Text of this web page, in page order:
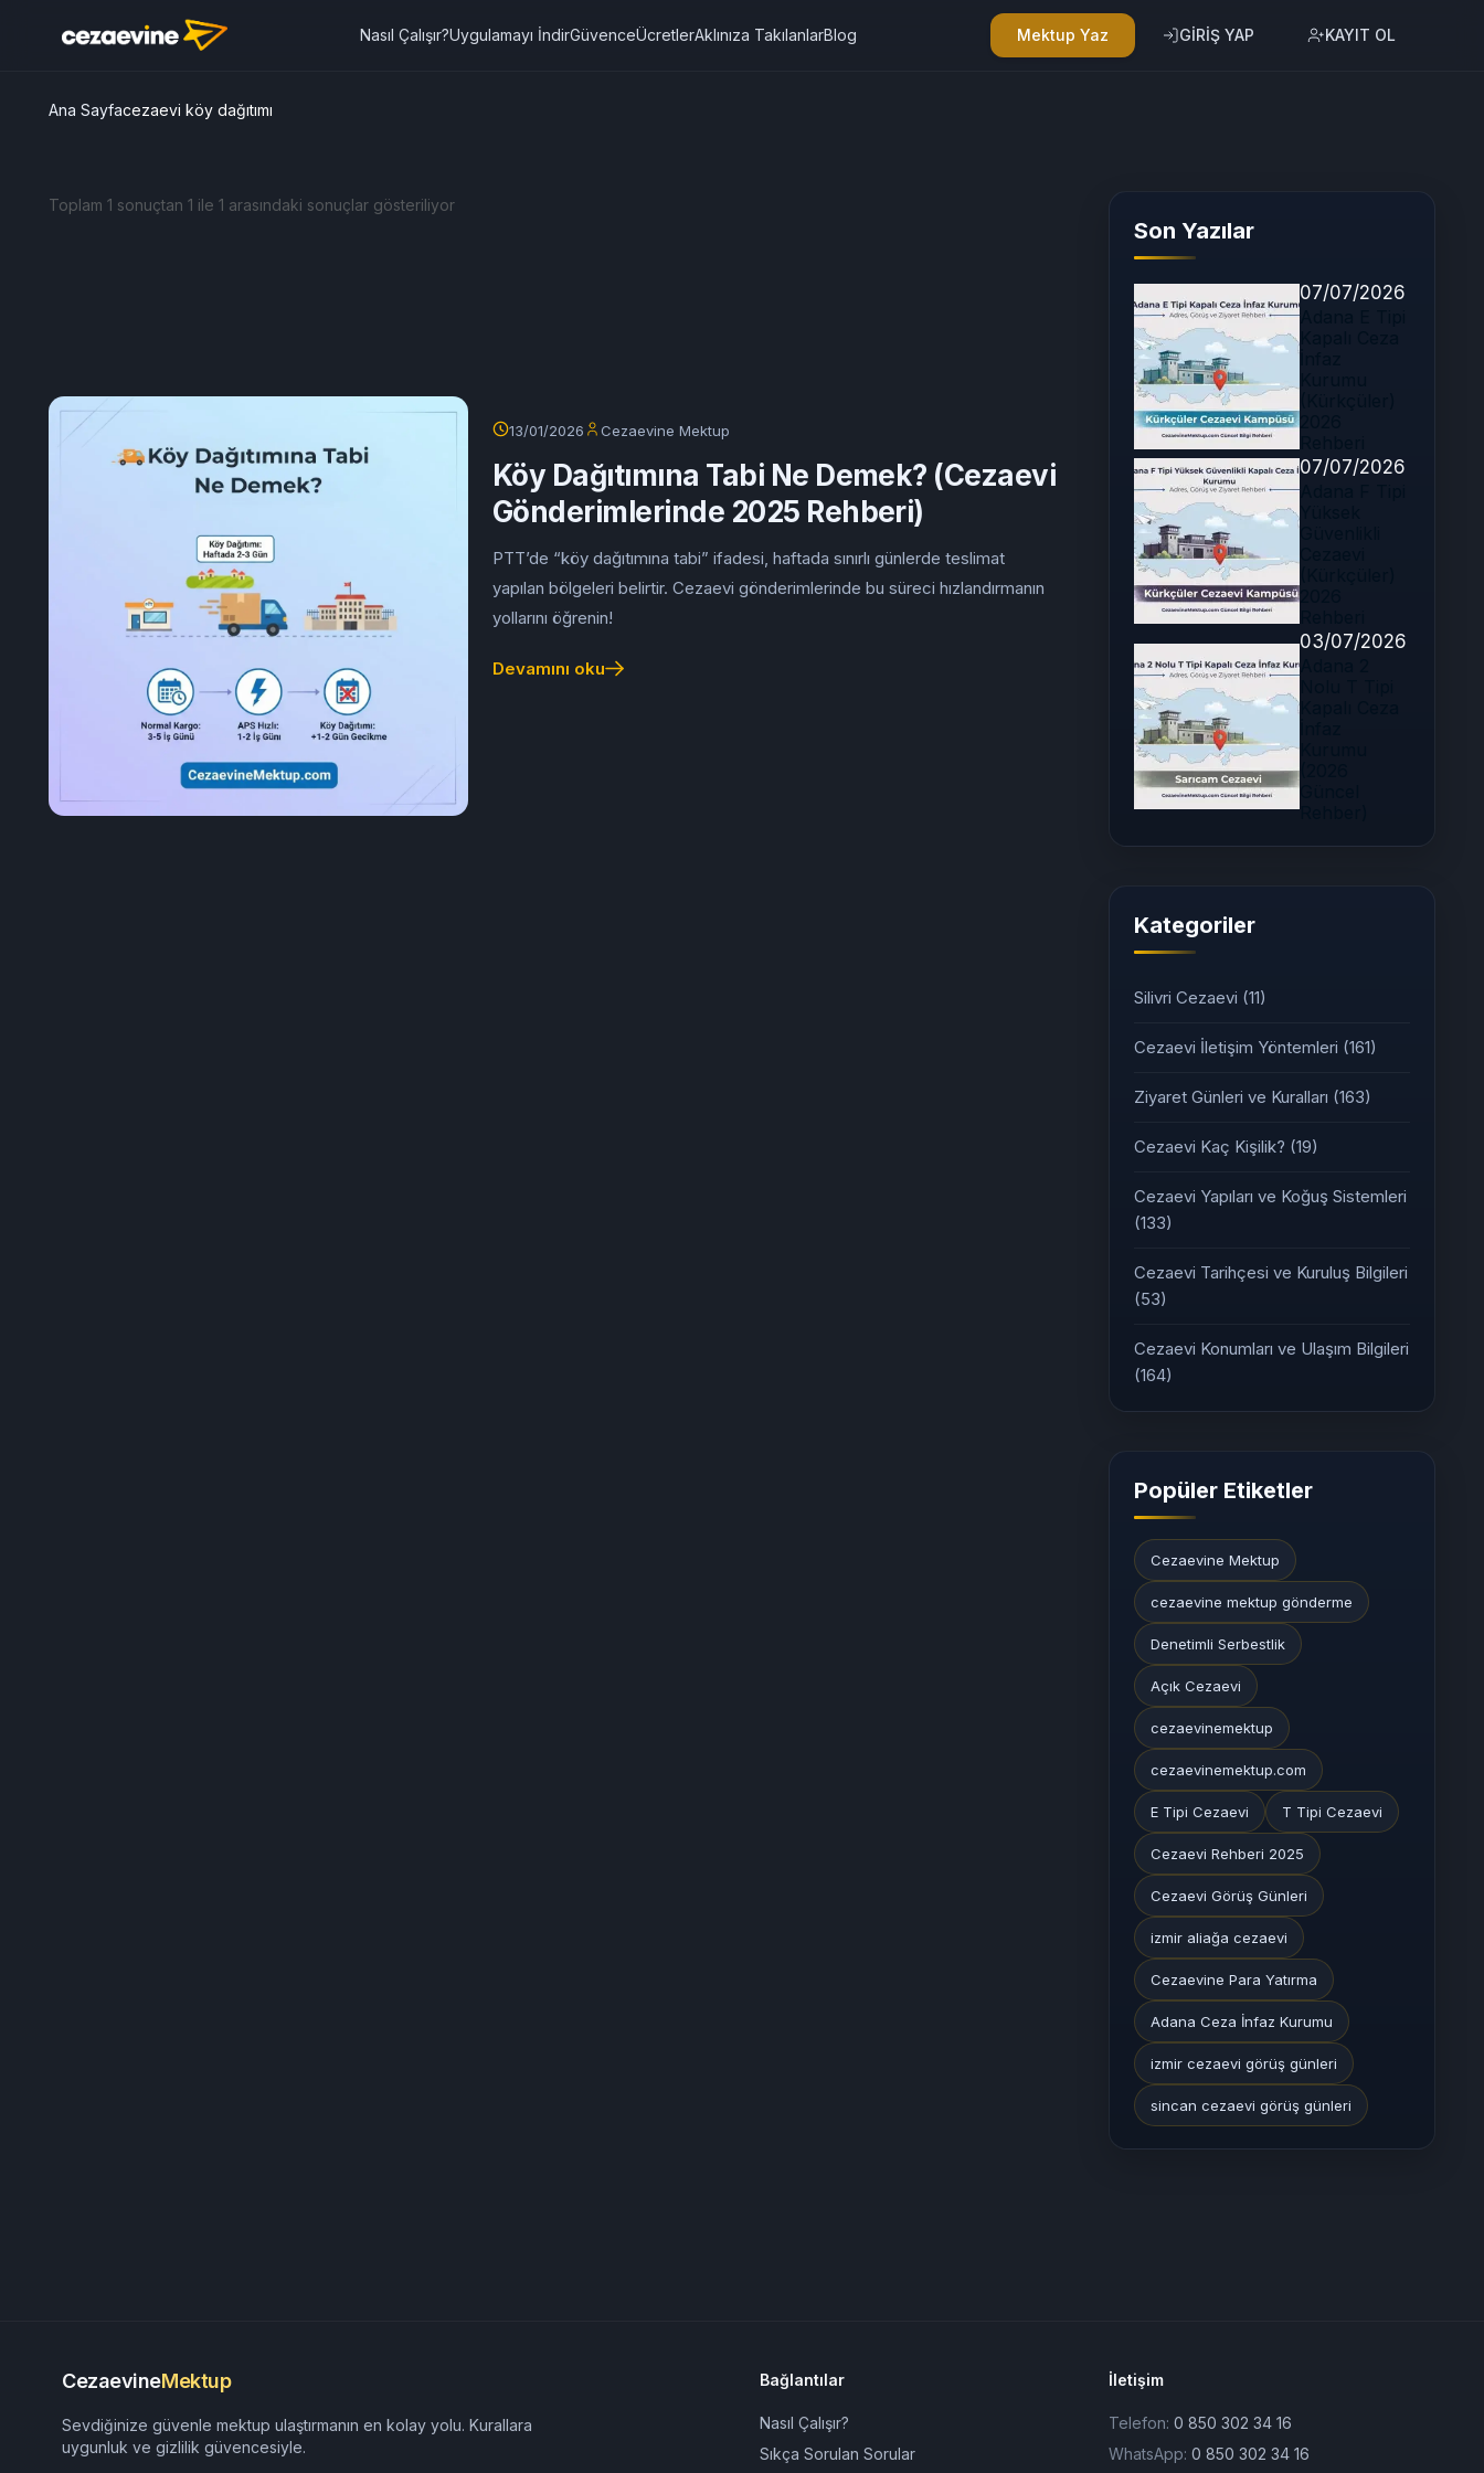
Nasıl Çalışır?Uygulamayı İndirGüvenceÜcretlerAklınıza TakılanlarBlog Mektup Yaz GİRİŞ YAP KAYIT OL
Ana Sayfacezaevi köy dağıtımı
Toplam 1 sonuçtan 1 ile 1 arasındaki sonuçlar gösteriliyor
13/01/2026 Cezaevine Mektup
Köy Dağıtımına Tabi Ne Demek? (Cezaevi
Gönderimlerinde 2025 Rehberi)
PTT’de “köy dağıtımına tabi” ifadesi, haftada sınırlı günlerde teslimat
yapılan bölgeleri belirtir. Cezaevi gönderimlerinde bu süreci hızlandırmanın
yollarını öğrenin!
Devamını oku
Son Yazılar
07/07/2026
07/07/2026
03/07/2026
Kategoriler
Silivri Cezaevi (11)
Cezaevi İletişim Yöntemleri (161)
Ziyaret Günleri ve Kuralları (163)
Cezaevi Kaç Kişilik? (19)
Cezaevi Yapıları ve Koğuş Sistemleri
(133)
Cezaevi Tarihçesi ve Kuruluş Bilgileri
(53)
Cezaevi Konumları ve Ulaşım Bilgileri
(164)
Popüler Etiketler
Cezaevine Mektup
cezaevine mektup gönderme
Denetimli Serbestlik
Açık Cezaevi
cezaevinemektup
cezaevinemektup.com
E Tipi Cezaevi T Tipi Cezaevi
Cezaevi Rehberi 2025
Cezaevi Görüş Günleri
izmir aliağa cezaevi
Cezaevine Para Yatırma
Adana Ceza İnfaz Kurumu
izmir cezaevi görüş günleri
sincan cezaevi görüş günleri
CezaevineMektup
Sevdiğinize güvenle mektup ulaştırmanın en kolay yolu. Kurallara
uygunluk ve gizlilik güvencesiyle.
Bağlantılar
Nasıl Çalışır?
Sıkça Sorulan Sorular
İletişim
Telefon: 0 850 302 34 16
WhatsApp: 0 850 302 34 16